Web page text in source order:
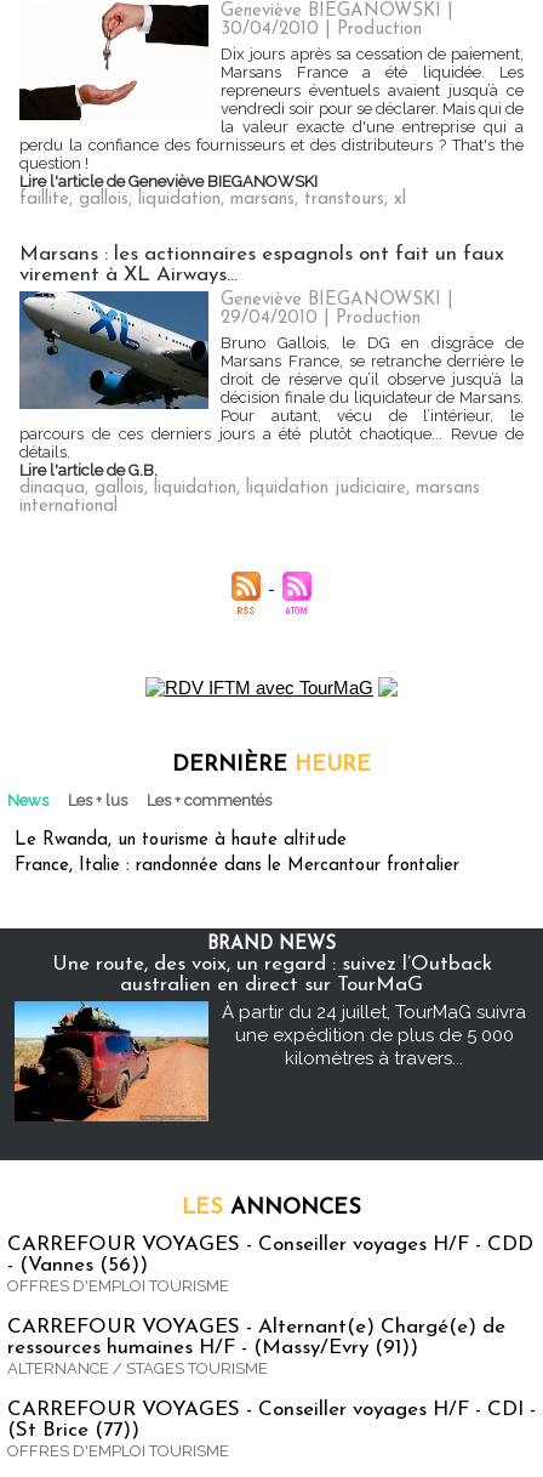
Geneviève BIEGANOWSKI |
30/04/2010
Production
Dix jours après sa cessation de paiement,
Marsans France a été liquidée. Les
repreneurs éventuels avaient jusqu’à ce
vendredi soir pour se déclarer. Mais qui de
la valeur exacte d'une entreprise qui a
perdu la confiance des fournisseurs et des distributeurs ? That's the
question !
Lire l'article de Geneviève BIEGANOWSKI
faillite, gallois, liquidation, marsans, transtours, xl
Marsans : les actionnaires espagnols ont fait un faux
virement à XL Airways...
Geneviève BIEGANOWSKI |
29/04/2010
Production
Bruno Gallois, le DG en disgrâce de
Marsans France, se retranche derrière le
droit de réserve qu’il observe jusqu’à la
décision finale du liquidateur de Marsans.
Pour autant, vécu de l’intérieur, le
parcours de ces derniers jours a été plutôt chaotique... Revue de
détails.
Lire l'article de G.B.
dinaqua, gallois, liquidation, liquidation judiciaire, marsans
international
DERNIÈRE HEURE
News Les + lus Les + commentés
Le Rwanda, un tourisme à haute altitude
France, Italie : randonnée dans le Mercantour frontalier
BRAND NEWS
Une route, des voix, un regard : suivez l’Outback
australien en direct sur TourMaG
À partir du 24 juillet, TourMaG suivra
une expédition de plus de 5 000
kilomètres à travers...
LES ANNONCES
CARREFOUR VOYAGES - Conseiller voyages H/F - CDD
- (Vannes (56))
OFFRES D'EMPLOI TOURISME
CARREFOUR VOYAGES - Alternant(e) Chargé(e) de
ressources humaines H/F - (Massy/Evry (91))
ALTERNANCE / STAGES TOURISME
CARREFOUR VOYAGES - Conseiller voyages H/F - CDI -
(St Brice (77))
OFFRES D'EMPLOI TOURISME